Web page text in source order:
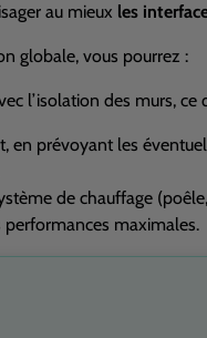
au mieux les
globale, vous pourrez :
l’isolation des murs,
prévoyant les
de chauffage
maximales.